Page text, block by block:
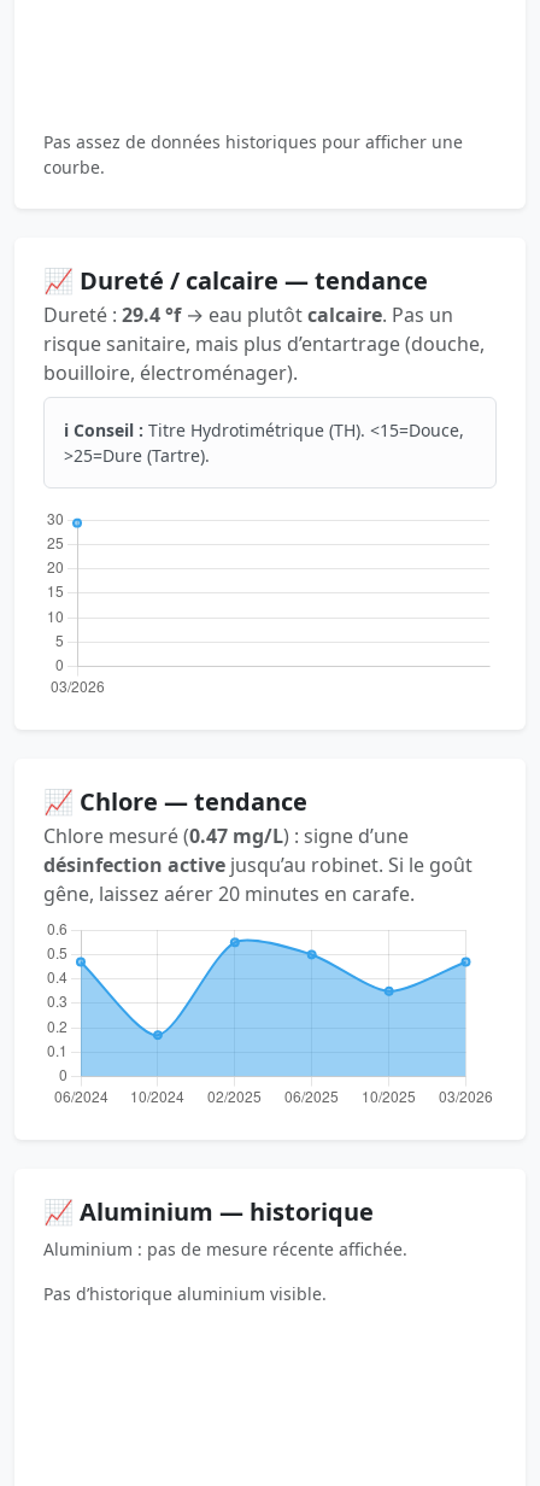
Pas assez de données historiques pour afficher une
courbe.
📈 Dureté / calcaire — tendance
Dureté : 29.4 °f→ eau plutôtcalcaire. Pas un
risque sanitaire, mais plus d’entartrage (douche,
bouilloire, électroménager).
ℹ️ Conseil : Titre Hydrotimétrique (TH). <15=Douce,
>25=Dure (Tartre).
📈 Chlore — tendance
Chlore mesuré (0.47 mg/L) : signe d’une
désinfection active jusqu’au robinet. Si le goût
gêne, laissez aérer 20 minutes en carafe.
📈 Aluminium — historique
Aluminium : pas de mesure récente affichée.
Pas d’historique aluminium visible.